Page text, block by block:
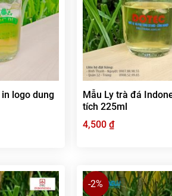
logo dung
Mẫu Ly trà đá
tích 225ml
4,500 ₫
-2%